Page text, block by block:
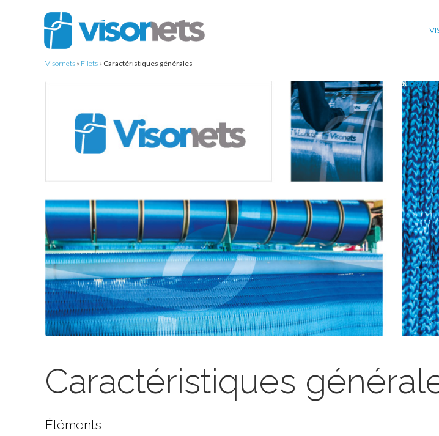
Visornets » Filets » Caractéristiques générales
Caractéristiques
Éléments